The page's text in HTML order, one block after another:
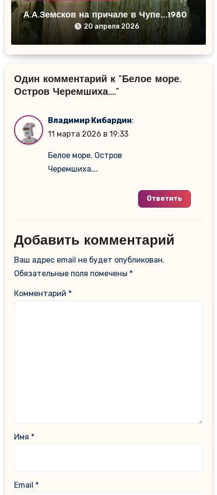
А.А.Земсков на причале в Чупе….1980
20 апреля 2026
Один комментарий к “Белое море.
Остров Черемшиха….”
Владимир Кибардин:
11 марта 2026 в 19:33
Белое море. Остров
Черемшиха….
Ответить
Добавить комментарий
Ваш адрес email не будет опубликован.
Обязательные поля помечены *
Комментарий *
Имя *
Email *